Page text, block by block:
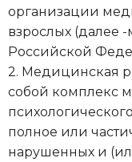
организации
взрослых (далее
Российской
2. Медицинская
собой комплекс
полное или
нарушенных и